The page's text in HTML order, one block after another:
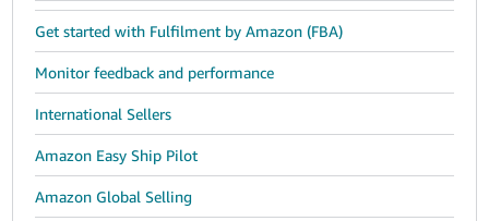
Get started with Fulfilment by Amazon (FBA)
Monitor feedback and performance
International Sellers
Amazon Easy Ship Pilot
Amazon Global Selling